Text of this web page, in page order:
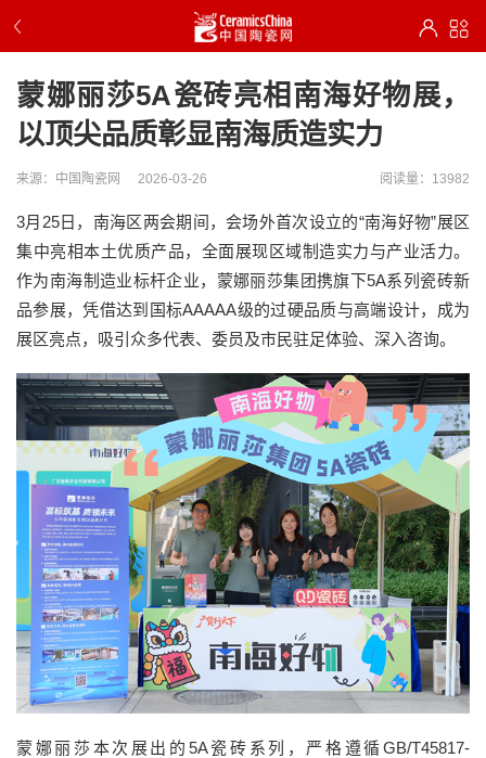
蒙娜丽莎5A瓷砖亮相南海好物展，
以顶尖品质彰显南海质造实力
来源：中国陶瓷网 2026-03-26 阅读量：13982
3月25日，南海区两会期间，会场外首次设立的“南海好物”展区
集中亮相本土优质产品，全面展现区域制造实力与产业活力。
作为南海制造业标杆企业，蒙娜丽莎集团携旗下5A系列瓷砖新
品参展，凭借达到国标AAAAA级的过硬品质与高端设计，成为
展区亮点，吸引众多代表、委员及市民驻足体验、深入咨询。
蒙娜丽莎本次展出的5A瓷砖系列，严格遵循GB/T45817-